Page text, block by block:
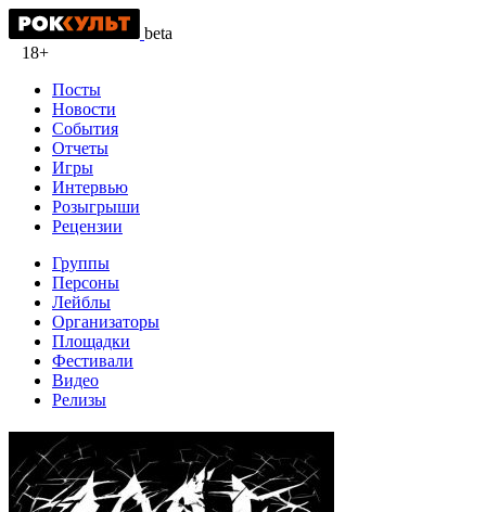
beta
18+
Посты
Новости
События
Отчеты
Игры
Интервью
Розыгрыши
Рецензии
Группы
Персоны
Лейблы
Организаторы
Площадки
Фестивали
Видео
Релизы